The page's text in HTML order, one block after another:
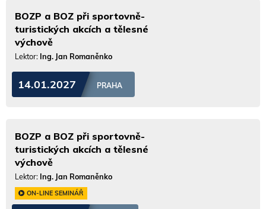
BOZP a BOZ při sportovně-
turistických akcích a tělesné
výchově
Lektor: Ing. Jan Romaněnko
14.01.2027 PRAHA
BOZP a BOZ při sportovně-
turistických akcích a tělesné
výchově
Lektor: Ing. Jan Romaněnko
ON-LINE SEMINÁŘ